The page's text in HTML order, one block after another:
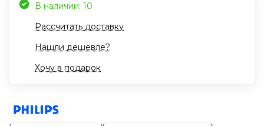
В наличии: 10
Рассчитать доставку
Нашли дешевле?
Хочу в подарок